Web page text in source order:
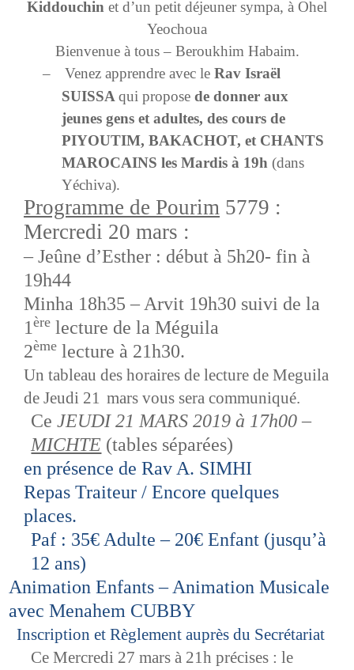
Kiddouchin et d’un petit déjeuner sympa, à Ohel
Yeochoua
Bienvenue à tous – Beroukhim Habaim.
–
Venez apprendre avec le Rav Israël
SUISSA qui propose de donner aux
jeunes gens et adultes, des cours de
PIYOUTIM, BAKACHOT, et CHANTS
MAROCAINS les Mardis à 19h (dans
Yéchiva).
Programme de Pourim 5779 :
Mercredi 20 mars :
– Jeûne d’Esther : début à 5h20- fin à
19h44
Minha 18h35 – Arvit 19h30 suivi de la
1 ère lecture de la Méguila
2ème lecture à 21h30.
Un tableau des horaires de lecture de Meguila
de Jeudi 21 mars vous sera communiqué.
CeJEUDI 21 MARS 2019 à 17h00 –
MICHTE (tables séparées)
en présence de Rav A. SIMHI
Repas Traiteur / Encore quelques
places.
Paf : 35€ Adulte – 20€ Enfant (jusqu’à
12 ans)
Animation Enfants – Animation Musicale
avec Menahem CUBBY
Inscription et Règlement auprès du Secrétariat
Ce Mercredi 27 mars à 21h précises : le